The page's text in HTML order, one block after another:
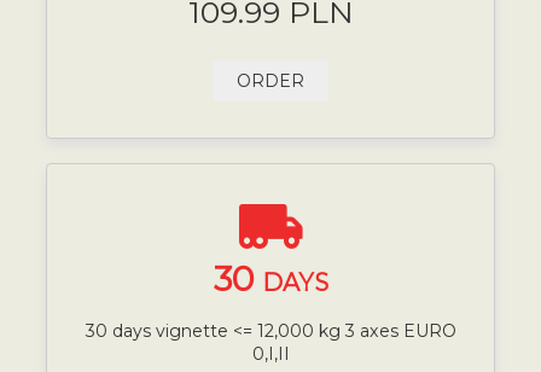
109.99 PLN
ORDER
30 DAYS
30 days vignette <= 12,000 kg 3 axes EURO
0,I,II